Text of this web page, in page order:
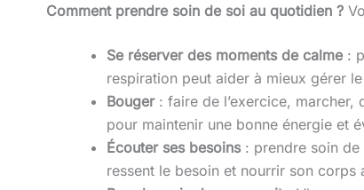
Comment prendre soin de soi au quotidien ?
Se réserver des moments de calme:
respiration peut aider à mieux gérer le
Bouger: faire de l’exercice, marcher,
pour maintenir une bonne énergie et
Écouter ses besoins: prendre soin de
ressent le besoin et nourrir son corps